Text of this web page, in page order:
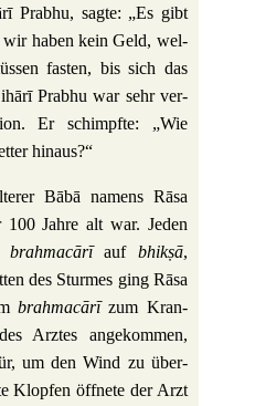
Prabhu, sagte: „Es gibt
wir haben kein Geld, wel­
fasten, bis sich das
Prabhu war sehr ver­
Er schimpfte: „Wie
hinaus?“
Bābā namens Rāsa
Jahre alt war. Jeden
brah­macārīauf bhikṣā,
des Sturmes ging Rāsa
brah­macārīzum Kran­
Arztes ange­kommen,
um den Wind zu über­
Klopfen öff­nete der Arzt